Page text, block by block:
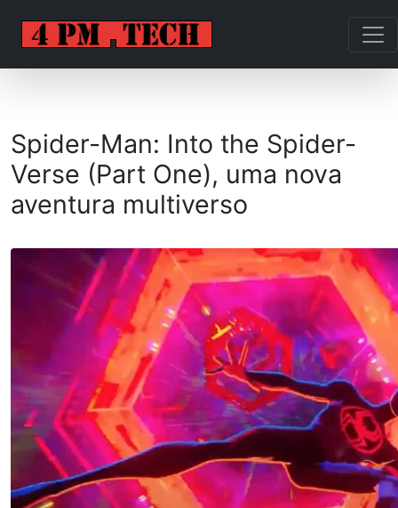
Spider-Man: Into the Spider-
Verse (Part One), uma nova
aventura multiverso